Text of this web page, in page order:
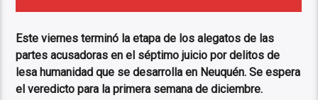
Este viernes terminó la etapa de los alegatos de las
partes acusadoras en el séptimo juicio por delitos de
lesa humanidad que se desarrolla en Neuquén. Se espera
el veredicto para la primera semana de diciembre.